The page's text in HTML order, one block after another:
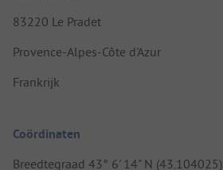
83220 Le Pradet
Provence-Alpes-Côte d'Azur
Frankrijk
Coördinaten
Breedtegraad 43° 6' 14" N (43.104025)